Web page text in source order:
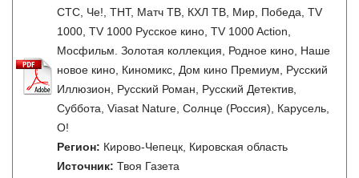
СТС, Че!, ТНТ, Матч ТВ, КХЛ ТВ, Мир, Победа, TV
1000, TV 1000 Русское кино, TV 1000 Action,
Мосфильм. Золотая коллекция, Родное кино, Наше
новое кино, Киномикс, Дом кино Премиум, Русский
Иллюзион, Русский Роман, Русский Детектив,
Суббота, Viasat Nature, Солнце (Россия), Карусель,
О!
Регион: Кирово-Чепецк, Кировская область
Источник: Твоя Газета